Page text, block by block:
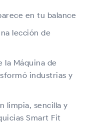
en tu balance
lección de
la Máquina de
industrias y
limpia, sencilla y
Smart Fit